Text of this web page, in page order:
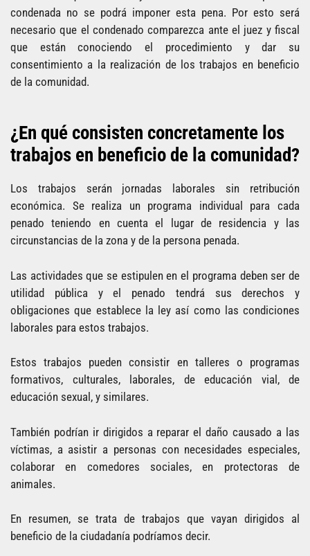
condenada no se podrá imponer esta pena. Por esto será
necesario que el condenado comparezca ante el juez y fiscal
que están conociendo el procedimiento y dar su
consentimiento a la realización de los trabajos en beneficio
de la comunidad.
¿En qué consisten concretamente los
trabajos en beneficio de la comunidad?
Los trabajos serán jornadas laborales sin retribución
económica. Se realiza un programa individual para cada
penado teniendo en cuenta el lugar de residencia y las
circunstancias de la zona y de la persona penada.
Las actividades que se estipulen en el programa deben ser de
utilidad pública y el penado tendrá sus derechos y
obligaciones que establece la ley así como las condiciones
laborales para estos trabajos.
Estos trabajos pueden consistir en talleres o programas
formativos, culturales, laborales, de educación vial, de
educación sexual, y similares.
También podrían ir dirigidos a reparar el daño causado a las
víctimas, a asistir a personas con necesidades especiales,
colaborar en comedores sociales, en protectoras de
animales.
En resumen, se trata de trabajos que vayan dirigidos al
beneficio de la ciudadanía podríamos decir.